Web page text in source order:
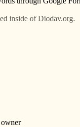
la Educación (Iowa
la comunidad